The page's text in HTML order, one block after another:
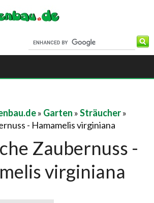
» Garten »Sträucher»
- Hamamelis virginiana
Zaubernuss -
virginiana